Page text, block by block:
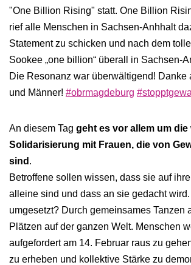
"One Billion Rising" statt. One Billion
rief alle Menschen in Sachsen-Anhhalt
Statement zu schicken und nach dem
Sookee „one billion“ überall in Sachsen-
Die Resonanz war überwältigend! Danke
und Männer! #obrmagdeburg
An diesem Tag geht es vor allem um die
Solidarisierung mit Frauen, die von
sind .
Betroffene sollen wissen, dass sie auf
alleine sind und dass an sie gedacht
umgesetzt? Durch gemeinsames Tanzen
Plätzen auf der ganzen Welt. Menschen
aufgefordert am 14. Februar raus zu
zu erheben und kollektive Stärke zu